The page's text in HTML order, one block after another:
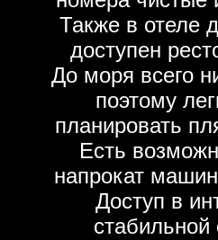
Также в отеле
доступен
До моря всего
поэтому
планировать
Есть
напрокат
Доступ в
стабильной